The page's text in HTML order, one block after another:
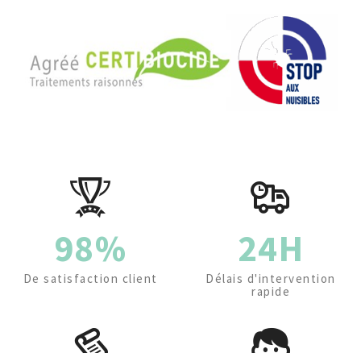
98%
De satisfaction client
24H
Délais d'intervention
rapide